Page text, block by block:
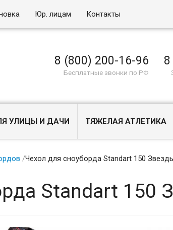
Юр. лицам Контакты
8 (800) 200-16-96
Бесплатные звонки по РФ
УЛИЦЫ И ДАЧИ ТЯЖЕЛАЯ АТЛЕТИКА
/Чехол для сноуборда Standart 150
Standart 150